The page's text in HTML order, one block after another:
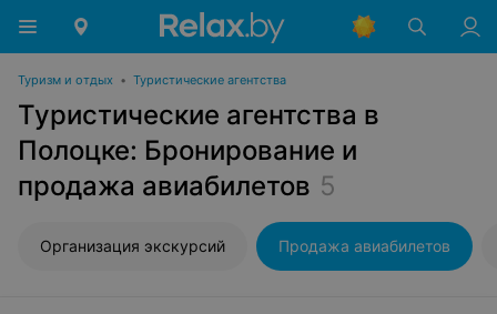
Туризм и отдых • Туристические агентства
Туристические агентства в
Полоцке: Бронирование и
продажа авиабилетов 5
Организация экскурсий Продажа авиабилетов